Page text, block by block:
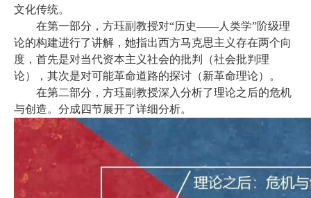
文化传统。
在第一部分，方珏副教授对“历史——人类学”阶级理
论的构建进行了讲解，她指出西方马克思主义存在两个向
度，首先是对当代资本主义社会的批判（社会批判理
论），其次是对可能革命道路的探讨（新革命理论）。
在第二部分，方珏副教授深入分析了理论之后的危机
与创造。分成四节展开了详细分析。